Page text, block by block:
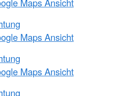
Maps Ansicht
Maps Ansicht